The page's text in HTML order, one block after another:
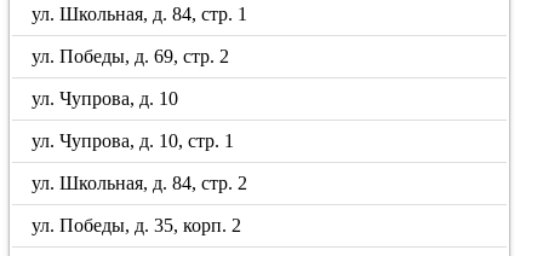
ул. Школьная, д. 84, стр. 1
ул. Победы, д. 69, стр. 2
ул. Чупрова, д. 10
ул. Чупрова, д. 10, стр. 1
ул. Школьная, д. 84, стр. 2
ул. Победы, д. 35, корп. 2